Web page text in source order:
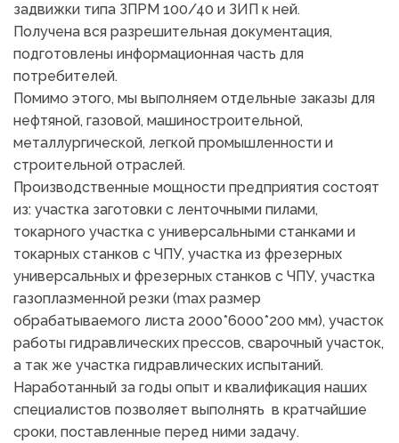
задвижки типа ЗПРМ 100/40 и ЗИП к ней.
Получена вся разрешительная документация,
подготовлены информационная часть для
потребителей.
Помимо этого, мы выполняем отдельные заказы для
нефтяной, газовой, машиностроительной,
металлургической, легкой промышленности и
строительной отраслей.
Производственные мощности предприятия состоят
из: участка заготовки с ленточными пилами,
токарного участка с универсальными станками и
токарных станков с ЧПУ, участка из фрезерных
универсальных и фрезерных станков с ЧПУ, участка
газоплазменной резки (max размер
обрабатываемого листа 2000*6000*200 мм), участок
работы гидравлических прессов, сварочный участок,
а так же участка гидравлических испытаний.
Наработанный за годы опыт и квалификация наших
специалистов позволяет выполнять  в кратчайшие
сроки, поставленные перед ними задачу.